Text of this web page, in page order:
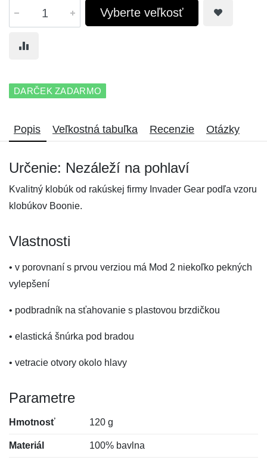
Vyberte veľkosť
DARČEK ZADARMO
Popis Veľkostná tabuľka Recenzie Otázky
Určenie: Nezáleží na pohlaví
Kvalitný klobúk od rakúskej firmy Invader Gear podľa vzoru
klobúkov Boonie.
Vlastnosti
• v porovnaní s prvou verziou má Mod 2 niekoľko pekných
vylepšení
• podbradník na sťahovanie s plastovou brzdičkou
• elastická šnúrka pod bradou
• vetracie otvory okolo hlavy
Parametre
Hmotnosť 120 g
Materiál 100% bavlna